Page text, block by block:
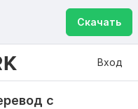
Скачать
Вход
с